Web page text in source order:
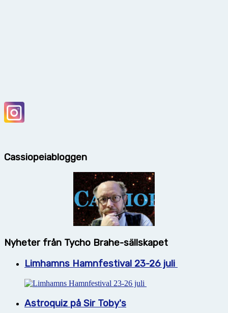
Cassiopeiabloggen
Nyheter från Tycho Brahe-sällskapet
Limhamns Hamnfestival 23-26 juli
Astroquiz på Sir Toby's